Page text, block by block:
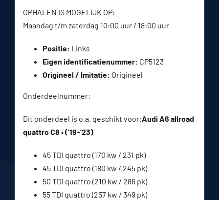
OPHALEN IS MOGELIJK OP:
Maandag t/m zaterdag 10:00 uur / 18:00 uur
Positie: Links
Eigen identificatienummer: CP5123
Origineel / Imitatie: Origineel
Onderdeelnummer:
Dit onderdeel is o.a. geschikt voor:Audi A6 allroad
quattro C8 • (’19-’23)
45 TDI quattro (170 kw / 231 pk)
45 TDI quattro (180 kw / 245 pk)
50 TDI quattro (210 kw / 286 pk)
55 TDI quattro (257 kw / 349 pk)